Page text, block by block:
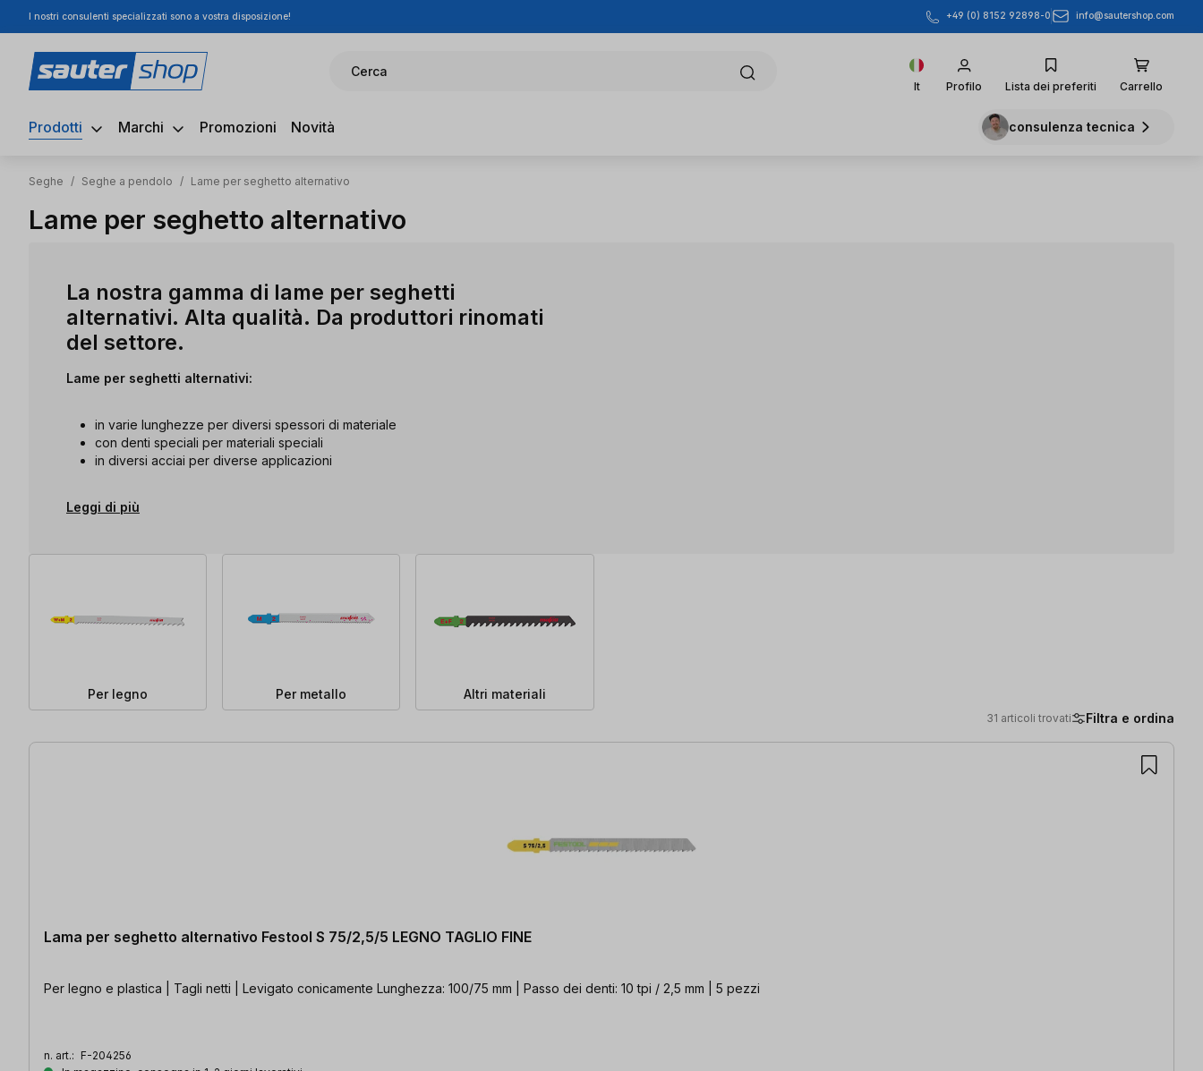
al contenuto principale
Salta alla ricerca
Passa alla navigazione principale
I nostri consulenti specializzati sono a vostra disposizione! +49 (0) 8152 92898-0 info@sautershop.com
Cerca
It Profilo Lista dei preferiti Carrello
Prodotti Marchi Promozioni Novità consulenza tecnica
Seghe / Seghe a pendolo / Lame per seghetto alternativo
Lame per seghetto alternativo
La nostra gamma di lame per seghetti
alternativi. Alta qualità. Da produttori rinomati
del settore.
Lame per seghetti alternativi:
in varie lunghezze per diversi spessori di materiale
con denti speciali per materiali speciali
in diversi acciai per diverse applicazioni
Leggi di più
Per legno Per metallo Altri materiali
31 articoli trovati Filtra e ordina
31 articoli trovati
Lama per seghetto alternativo Festool S 75/2,5/5 LEGNO TAGLIO FINE
Per legno e plastica | Tagli netti | Levigato conicamente Lunghezza: 100/75 mm | Passo dei denti: 10 tpi / 2,5 mm | 5 pezzi
n. art.: F-204256